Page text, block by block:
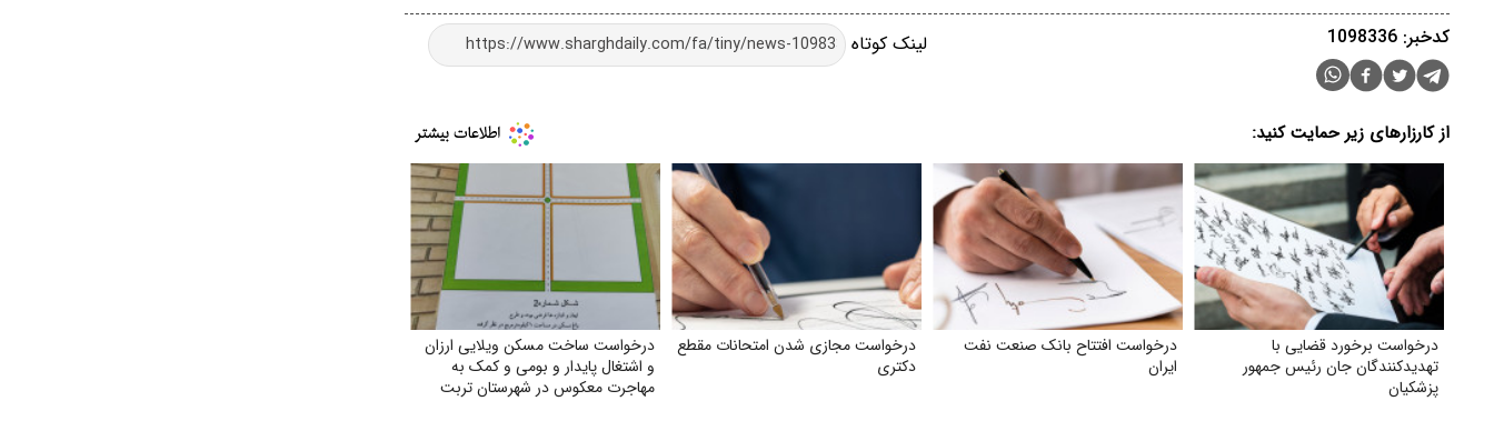
لینک کوتاه کدخبر: 1098336
از کارزارهای زیر حمایت کنید:
درخواست برخورد قضایی با
تهدید‌کنندگان جان رئیس جمهور
پزشکیان
درخواست افتتاح بانک صنعت نفت
ایران
درخواست مجازی شدن امتحانات مقطع
دکتری
درخواست ساخت مسکن ویلایی ارزان
و اشتغال پایدار و بومی و کمک به
مهاجرت معکوس در شهرستان تربت